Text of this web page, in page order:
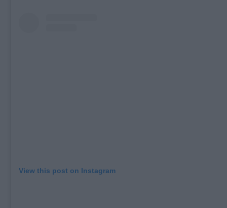
View this post on Instagram